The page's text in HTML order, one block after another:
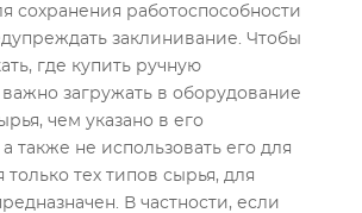
сохранения работоспособности
заклинивание. Чтобы
где купить ручную
загружать в оборудование
чем указано в его
также не использовать его для
только тех типов сырья, для
В частности, если